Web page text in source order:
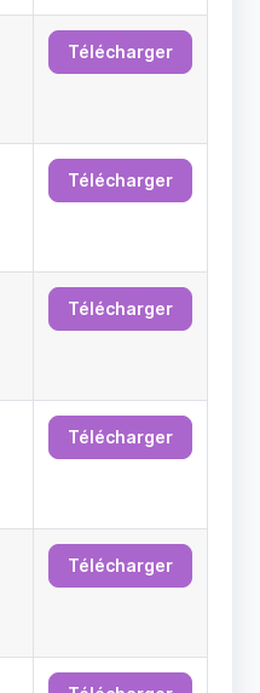
Télécharger
Télécharger
Télécharger
Télécharger
Télécharger